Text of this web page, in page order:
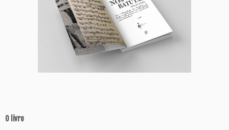
O livro